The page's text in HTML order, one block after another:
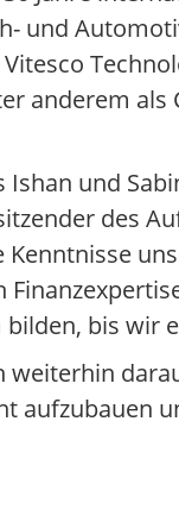
und
anderem
Ishan und
des
Kenntnisse
bis wir
weiterhin
aufzubauen